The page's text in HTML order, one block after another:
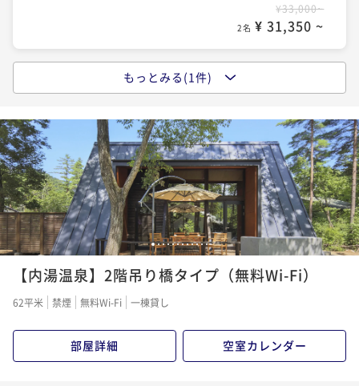
¥33,000~
2名 ¥ 31,350 ~
【BBQ設備貸出・4名様までOK】自然の中でBBQ・Vil
素泊まり 現地決済可 事前決済可
IN 15:00 - 18:00 OUT11:00
ポイント即利用で最大5％OFF
¥37,620~
¥ 35,739 ~
もっとみる(1件)
123456789101112
【内湯温泉】2階吊り橋タイプ（無料Wi-Fi）
62平米 禁煙 無料Wi-Fi 一棟貸し
部屋詳細 空室カレンダー